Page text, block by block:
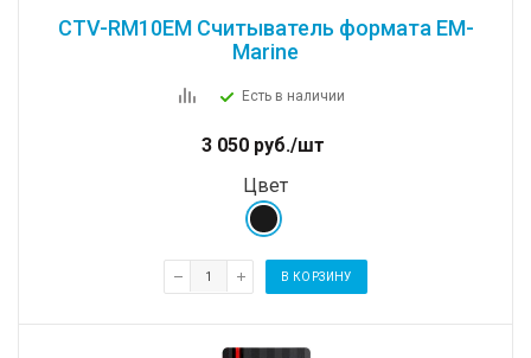
CTV-RM10EM Cчитыватель формата EM-
Marine
Есть в наличии
3 050 руб./шт
Цвет
В КОРЗИНУ